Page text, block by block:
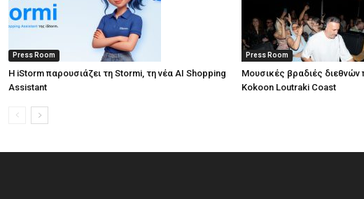
Press Room
Η iStorm παρουσιάζει τη Stormi, τη νέα AI Shopping
Assistant
Press Room
Μουσικές βραδιές
Kokoon Loutraki Coast